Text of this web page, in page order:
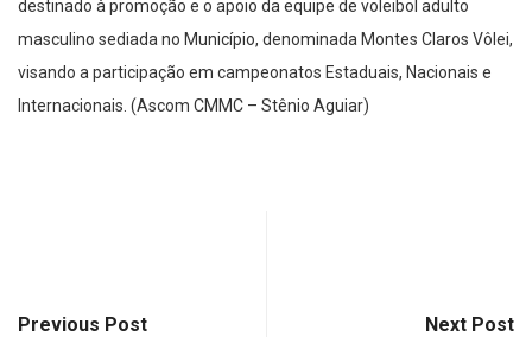
destinado à promoção e o apoio da equipe de voleibol adulto
masculino sediada no Município, denominada Montes Claros Vôlei,
visando a participação em campeonatos Estaduais, Nacionais e
Internacionais. (Ascom CMMC – Stênio Aguiar)
Previous Post Next Post